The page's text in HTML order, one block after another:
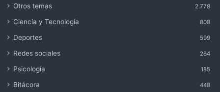
Otros temas 2.778
Ciencia y Tecnología 808
Deportes 599
Redes sociales 264
Psicología 185
Bitácora 448